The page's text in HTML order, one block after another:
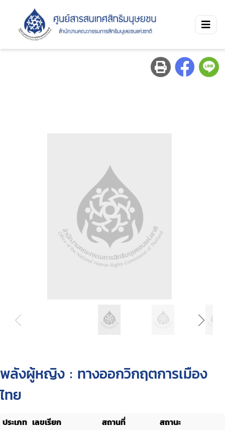
พลังผู้หญิง : ทางออกวิกฤตการเมือง
ไทย
ประเภท เลขเรียก สถานที่
สถานะ